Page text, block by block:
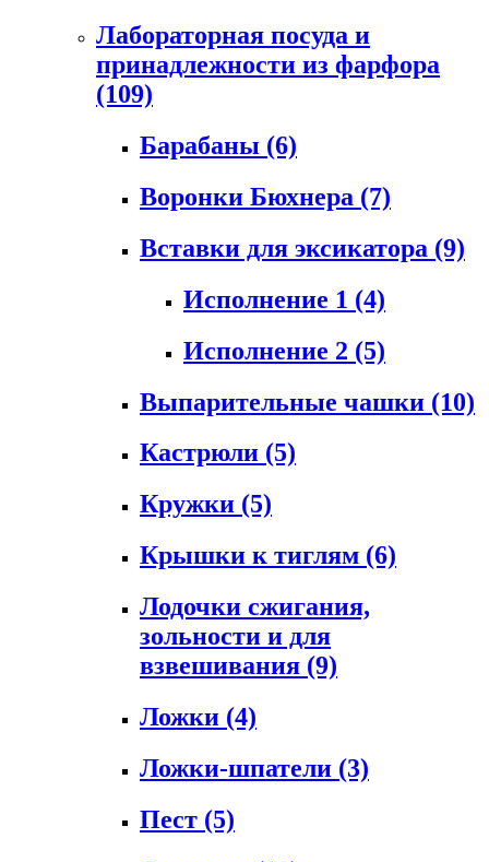
Лабораторная посуда и
принадлежности из фарфора
(109)
Барабаны (6)
Воронки Бюхнера (7)
Вставки для эксикатора (9)
Исполнение 1 (4)
Исполнение 2 (5)
Выпарительные чашки (10)
Кастрюли (5)
Кружки (5)
Крышки к тиглям (6)
Лодочки сжигания,
зольности и для
взвешивания (9)
Ложки (4)
Ложки-шпатели (3)
Пест (5)